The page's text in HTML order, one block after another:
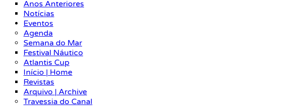
Anos Anteriores
Notícias
Eventos
Agenda
Semana do Mar
Festival Náutico
Atlantis Cup
Início | Home
Revistas
Arquivo | Archive
Travessia do Canal